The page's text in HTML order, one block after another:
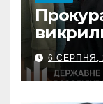
ДПС
ФОПа
6 СЕРПНЯ,